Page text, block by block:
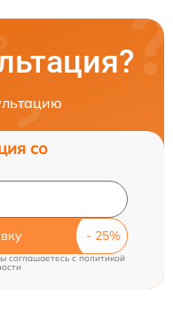
со
соглашаетесь cполитикой